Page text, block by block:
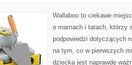
Wallaboo to ciekawe
o mamach i tatach, którzy
podpowiedzi dotyczących
na tym, co w pierwszych
dziecka jest naprawdę